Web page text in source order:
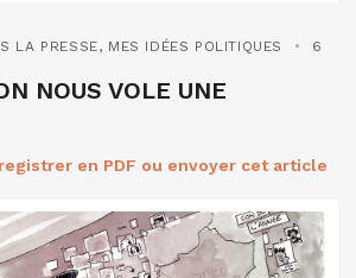
LA PRESSE, MES IDÉES POLITIQUES
6
NOUS VOLE UNE
en PDF ou envoyer cet article